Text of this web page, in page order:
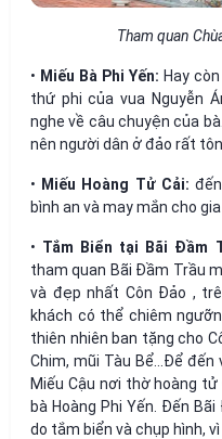
Tham quan
• Miếu Bà Phi Yến: Hay
thứ phi của vua Nguyễn
nghe về câu chuyện của
nên người dân ở đảo rất
• Miếu Hoàng Tử Cải:
bình an và may mắn cho gia
• Tắm Biển tại Bãi Đầm
tham quan Bãi Đầm Trầu
và đẹp nhất Côn Đảo ,
khách có thể chiêm
thiên nhiên ban tặng cho
Chim, mũi Tàu Bể…Để đến
Miếu Cậu nơi thờ hoàng tử
bà Hoàng Phi Yến. Đến
do tắm biển và chụp hình,